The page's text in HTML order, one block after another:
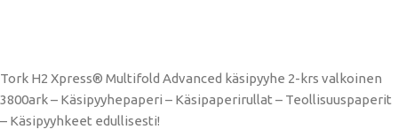
Tork H2 Xpress® Multifold Advanced käsipyyhe 2-krs valkoinen
3800ark – Käsipyyhepaperi – Käsipaperirullat – Teollisuuspaperit
– Käsipyyhkeet edullisesti!